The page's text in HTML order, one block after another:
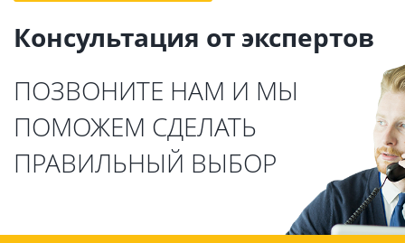
Консультация от экспертов
ПОЗВОНИТЕ НАМ И МЫ
ПОМОЖЕМ СДЕЛАТЬ
ПРАВИЛЬНЫЙ ВЫБОР